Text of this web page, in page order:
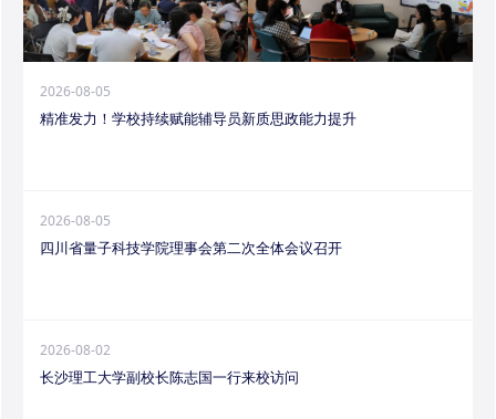
2026-08-05
精准发力！学校持续赋能辅导员新质思政能力提升
2026-08-05
四川省量子科技学院理事会第二次全体会议召开
2026-08-02
长沙理工大学副校长陈志国一行来校访问